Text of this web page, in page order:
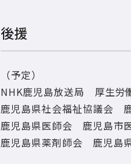
後援
（予定）
NHK鹿児島放送局 厚生
鹿児島県社会福祉協議会
鹿児島県医師会 鹿児島市
鹿児島県薬剤師会 鹿児島